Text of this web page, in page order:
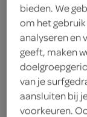
ingrediënten
4 eetlepels
25 gram
bieden. We
om het
analyseren en
geeft, maken
van je
aansluiten bij
voorkeuren.